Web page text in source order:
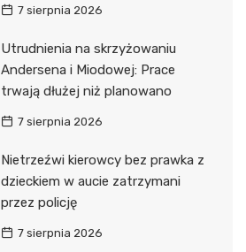
7 sierpnia 2026
Utrudnienia na skrzyżowaniu
Andersena i Miodowej: Prace
trwają dłużej niż planowano
7 sierpnia 2026
Nietrzeźwi kierowcy bez prawka z
dzieckiem w aucie zatrzymani
przez policję
7 sierpnia 2026